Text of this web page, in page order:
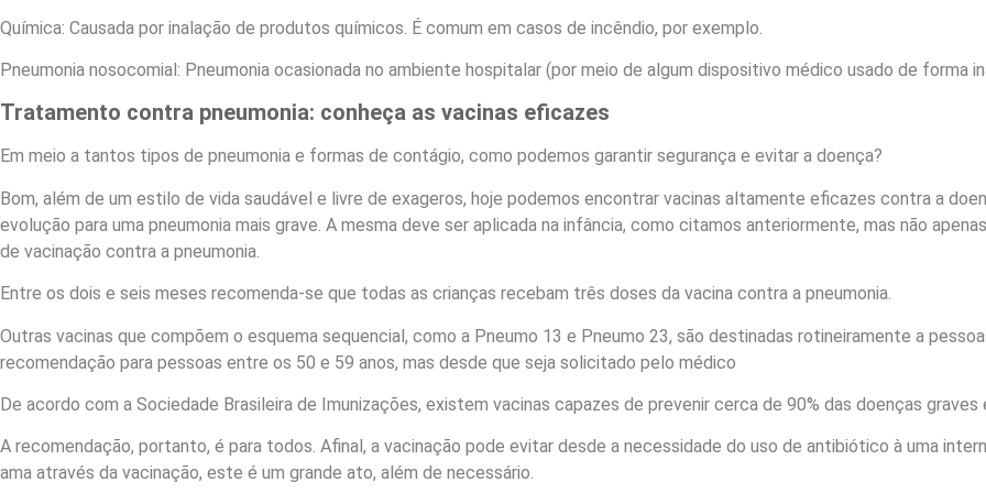
Química: Causada por inalação de produtos químicos. É comum em casos de incêndio, por exemplo.
Pneumonia nosocomial: Pneumonia ocasionada no ambiente hospitalar (por meio de algum dispositivo médico usado de forma
Tratamento contra pneumonia: conheça as vacinas eficazes
Em meio a tantos tipos de pneumonia e formas de contágio, como podemos garantir segurança e evitar a doença?
Bom, além de um estilo de vida saudável e livre de exageros, hoje podemos encontrar vacinas altamente eficazes contra a
evolução para uma pneumonia mais grave. A mesma deve ser aplicada na infância, como citamos anteriormente, mas não
de vacinação contra a pneumonia.
Entre os dois e seis meses recomenda-se que todas as crianças recebam três doses da vacina contra a pneumonia.
Outras vacinas que compõem o esquema sequencial, como a Pneumo 13 e Pneumo 23, são destinadas rotineiramente a
recomendação para pessoas entre os 50 e 59 anos, mas desde que seja solicitado pelo médico
De acordo com a Sociedade Brasileira de Imunizações, existem vacinas capazes de prevenir cerca de 90% das doenças
A recomendação, portanto, é para todos. Afinal, a vacinação pode evitar desde a necessidade do uso de antibiótico à uma
ama através da vacinação, este é um grande ato, além de necessário.